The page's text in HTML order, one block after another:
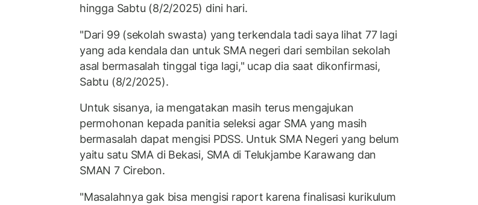
hingga Sabtu (8/2/2025) dini hari.
"Dari 99 (sekolah swasta) yang terkendala tadi saya lihat 77 lagi
yang ada kendala dan untuk SMA negeri dari sembilan sekolah
asal bermasalah tinggal tiga lagi," ucap dia saat dikonfirmasi,
Sabtu (8/2/2025).
Untuk sisanya, ia mengatakan masih terus mengajukan
permohonan kepada panitia seleksi agar SMA yang masih
bermasalah dapat mengisi PDSS. Untuk SMA Negeri yang belum
yaitu satu SMA di Bekasi, SMA di Telukjambe Karawang dan
SMAN 7 Cirebon.
"Masalahnya gak bisa mengisi raport karena finalisasi kurikulum